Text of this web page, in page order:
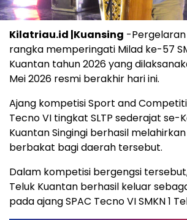
Kilatriau.id |Kuansing -
rangka memperingati Milad ke-57
Kuantan tahun 2026 yang
Mei 2026 resmi berakhir hari ini.
Ajang kompetisi Sport and
Tecno VI tingkat SLTP sederajat se-
Kuantan Singingi berhasil
berbakat bagi daerah tersebut.
Dalam kompetisi bergengsi tersebut,
Teluk Kuantan berhasil keluar
pada ajang SPAC Tecno VI SMKN 1